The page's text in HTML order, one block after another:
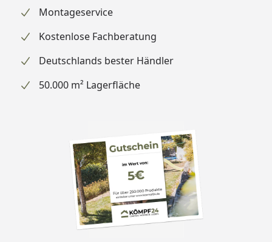
Montageservice
Kostenlose Fachberatung
Deutschlands bester Händler
50.000 m² Lagerfläche